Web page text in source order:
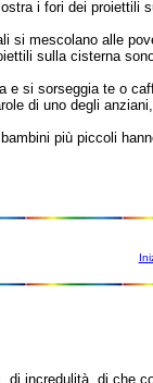
i fori dei
mescolano alle
sulla cisterna
si sorseggia te o
di uno degli
più piccoli
incredulità, di che